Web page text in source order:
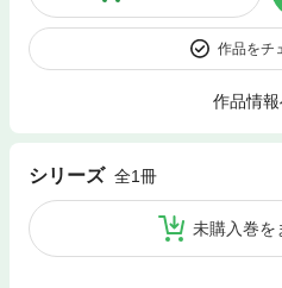
作品をチ
作品情
シリーズ 全1冊
未購入巻を